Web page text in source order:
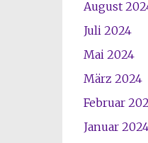
August
Juli 2024
Mai 2024
März 2024
Februar
Januar